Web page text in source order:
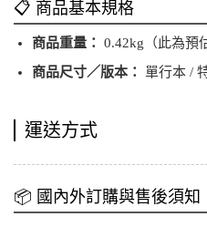
📋 商品基本規格
商品重量： 0.42kg（此為預
商品尺寸／版本：
單行本 /
運送方式
📦 國內外訂購與售後須知